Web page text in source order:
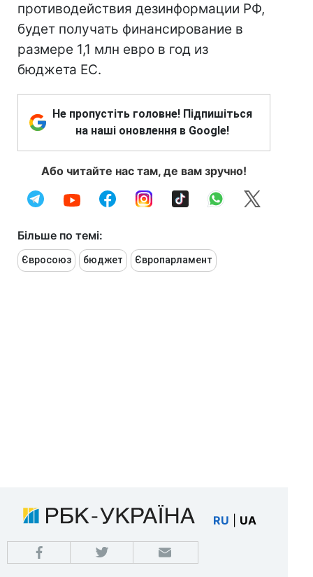
противодействия дезинформации РФ,
будет получать финансирование в
размере 1,1 млн евро в год из
бюджета ЕС.
Не пропустіть головне! Підпишіться
на наші оновлення в Google!
Або читайте нас там, де вам зручно!
Більше по темі:
Євросоюз бюджет Європарламент
RU UA